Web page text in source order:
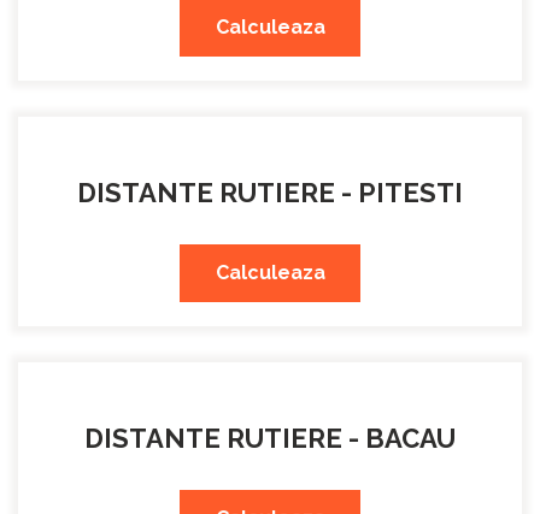
Calculeaza
DISTANTE RUTIERE - PITESTI
Calculeaza
DISTANTE RUTIERE - BACAU